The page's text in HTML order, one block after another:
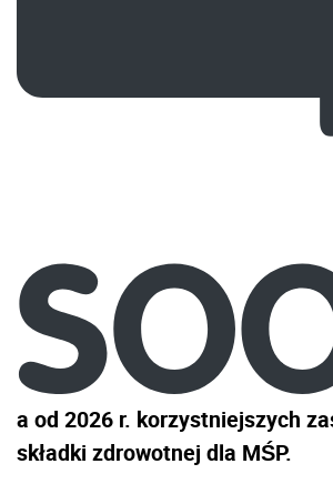
a od 2026 r. korzystniejszych
składki zdrowotnej dla MŚP.